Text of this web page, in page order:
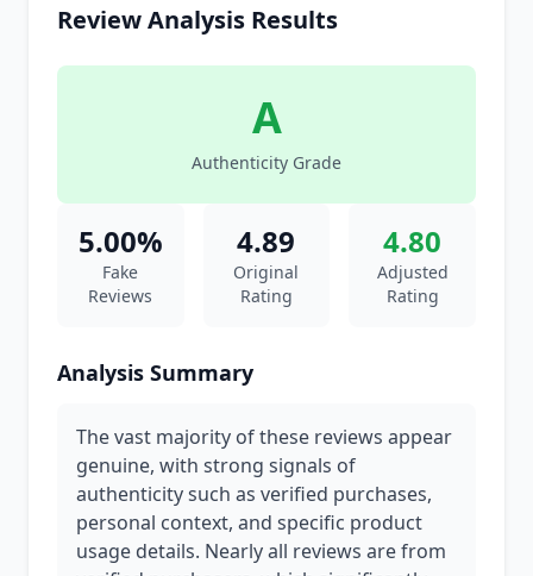
Review Analysis Results
A
Authenticity Grade
5.00%
Fake
Reviews
4.89
Original
Rating
4.80
Adjusted
Rating
Analysis Summary
The vast majority of these reviews appear
genuine, with strong signals of
authenticity such as verified purchases,
personal context, and specific product
usage details. Nearly all reviews are from